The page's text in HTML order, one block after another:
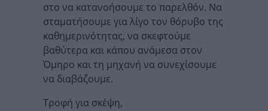
στο να κατανοήσουμε το παρελθόν. Να
σταματήσουμε για λίγο τον θόρυβο της
καθημερινότητας, να σκεφτούμε
βαθύτερα και κάπου ανάμεσα στον
Όμηρο και τη μηχανή να συνεχίσουμε
να διαβάζουμε.
Τροφή για σκέψη,